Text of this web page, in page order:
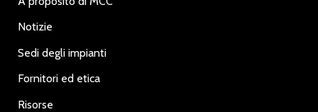
Notizie
Sedi degli impianti
Fornitori ed etica
Risorse